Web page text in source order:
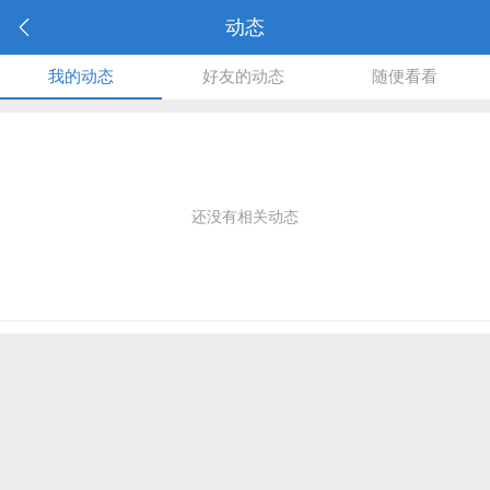
动态
我的动态 好友的动态 随便看看
还没有相关动态